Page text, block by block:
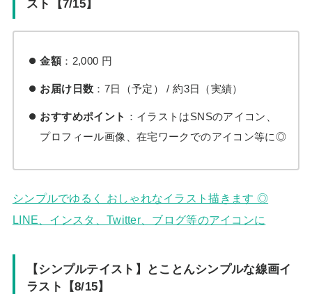
スト【7/15】
金額 ：2,000 円
お届け日数 ：7日（予定） / 約3日（実績）
おすすめポイント ：イラストはSNSのアイコン、
プロフィール画像、在宅ワークでのアイコン等に◎
シンプルでゆるく おしゃれなイラスト描きます ◎
LINE、インスタ、Twitter、ブログ等のアイコンに
【シンプルテイスト】とことんシンプルな線画イ
ラスト【8/15】